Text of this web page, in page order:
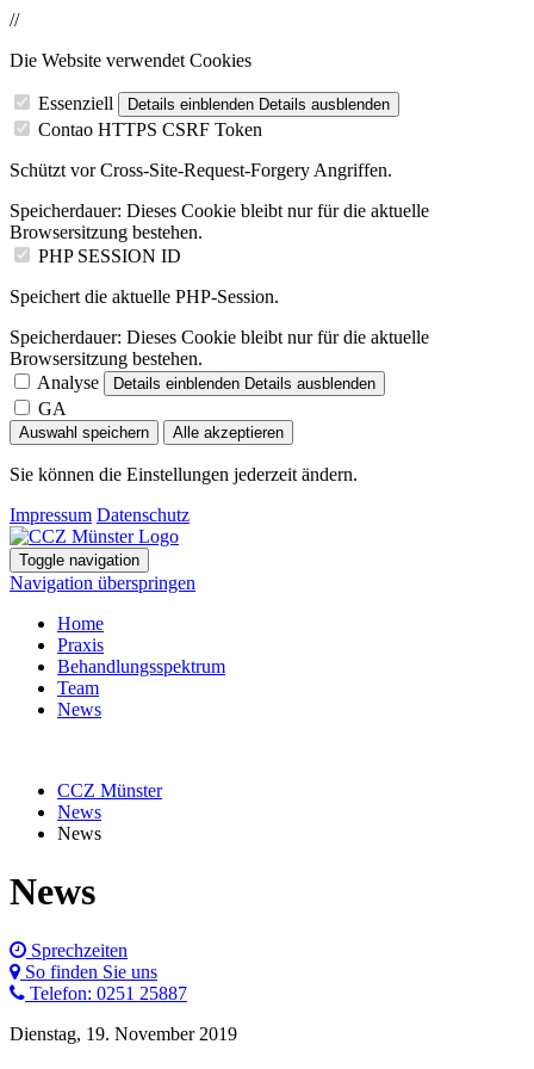
//
Die Website verwendet Cookies
Essenziell Details einblenden Details ausblenden
Contao HTTPS CSRF Token
Schützt vor Cross-Site-Request-Forgery Angriffen.
Speicherdauer: Dieses Cookie bleibt nur für die aktuelle
Browsersitzung bestehen.
PHP SESSION ID
Speichert die aktuelle PHP-Session.
Speicherdauer: Dieses Cookie bleibt nur für die aktuelle
Browsersitzung bestehen.
Analyse
Details einblenden Details ausblenden
GA
Auswahl speichern Alle akzeptieren
Sie können die Einstellungen jederzeit ändern.
Impressum Datenschutz
Toggle navigation
Navigation überspringen
Home
Praxis
Behandlungsspektrum
Team
News
CCZ Münster
News
News
News
Sprechzeiten
So finden Sie uns
Telefon: 0251 25887
Dienstag, 19. November 2019